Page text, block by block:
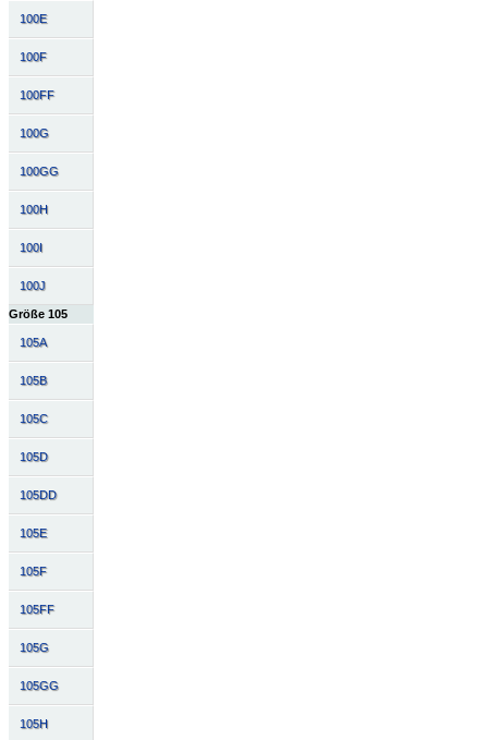
100E
100F
100FF
100G
100GG
100H
100I
100J
Größe 105
105A
105B
105C
105D
105DD
105E
105F
105FF
105G
105GG
105H